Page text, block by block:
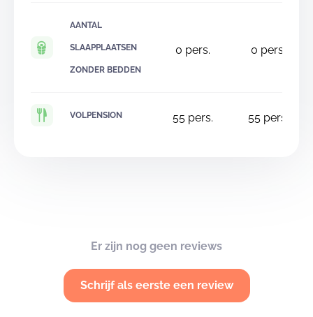
AANTAL
SLAAPPLAATSEN
ZONDER BEDDEN
0 pers. 0 pers.
VOLPENSION 55pers. 55 pers.
Er zijn nog geen reviews
Schrijf als eerste een review